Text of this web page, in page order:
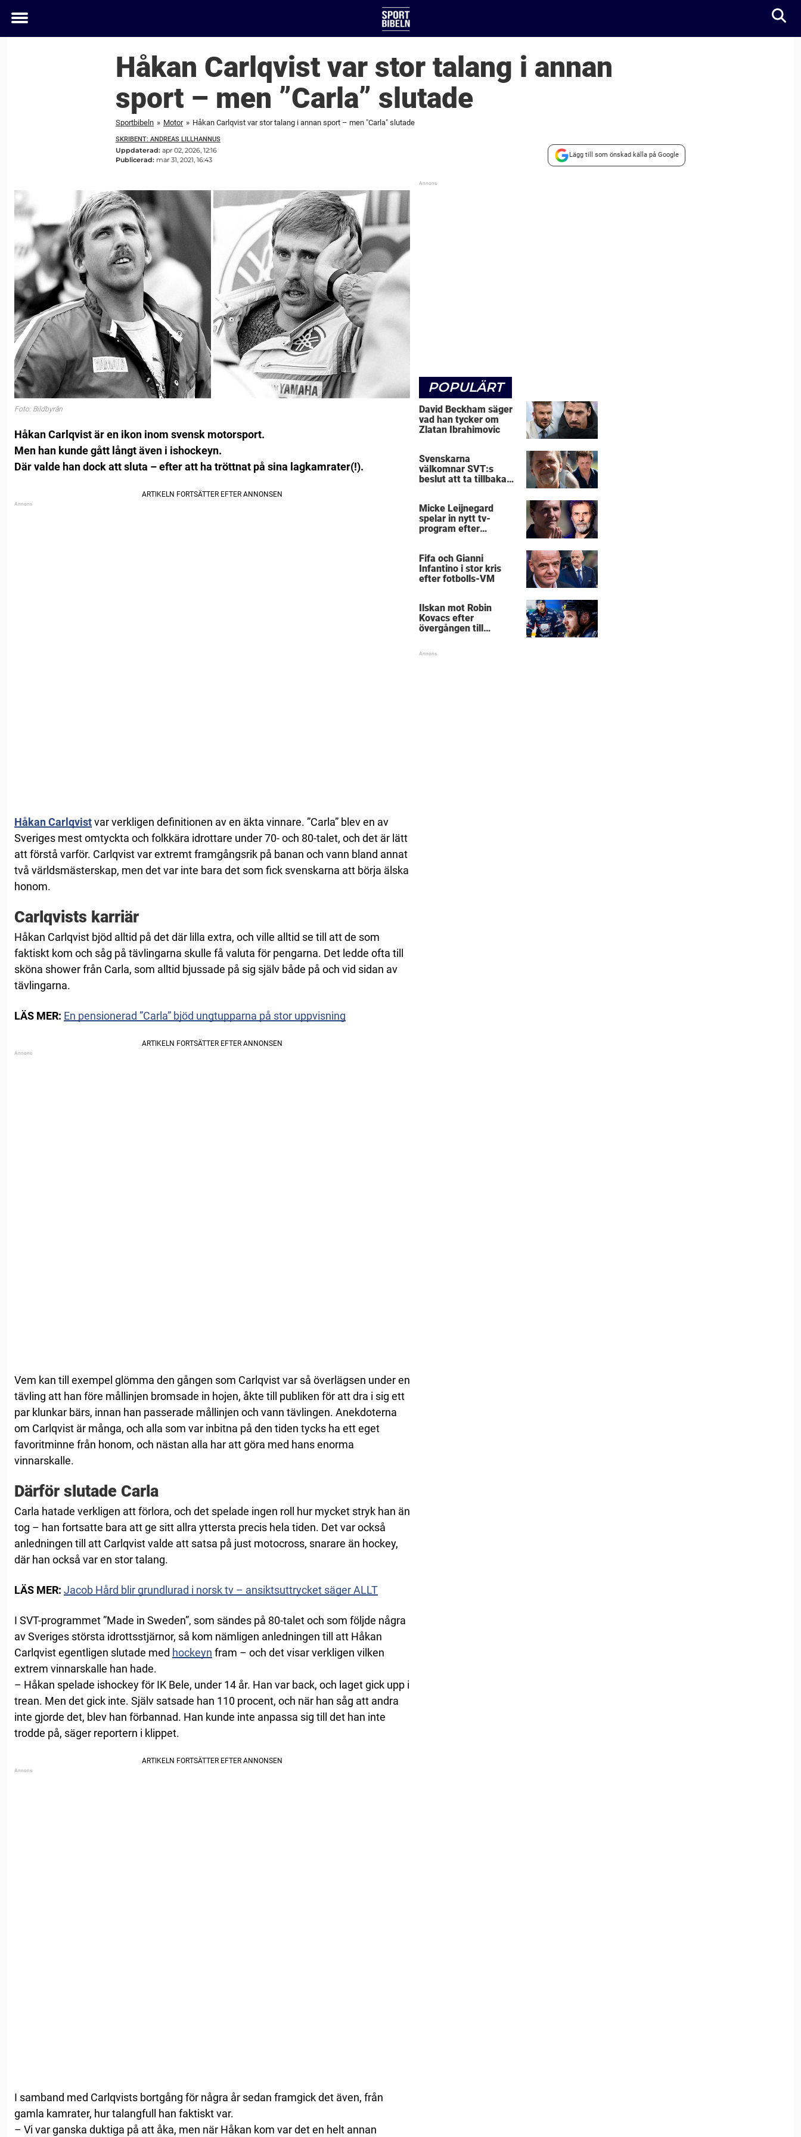
Toggle
Håkan Carlqvist var stor talang i annan
sport – men ”Carla” slutade
Sportbibeln » Motor » Håkan Carlqvist var stor talang i annan sport – men "Carla" slutade
SKRIBENT: ANDREAS LILLHANNUS
Uppdaterad: apr 02, 2026, 12:16
Publicerad: mar 31, 2021, 16:43
Lägg till som önskad källa på Google
Foto: Bildbyrån
Håkan Carlqvist är en ikon inom svensk motorsport.
Men han kunde gått långt även i ishockeyn.
Där valde han dock att sluta – efter att ha tröttnat på sina lagkamrater(!).
Håkan Carlqvistvar verkligen definitionen av en äkta vinnare. ”Carla” blev en av
Sveriges mest omtyckta och folkkära idrottare under 70- och 80-talet, och det är lätt
att förstå varför. Carlqvist var extremt framgångsrik på banan och vann bland annat
två världsmästerskap, men det var inte bara det som fick svenskarna att börja älska
honom.
Carlqvists karriär
Håkan Carlqvist bjöd alltid på det där lilla extra, och ville alltid se till att de som
faktiskt kom och såg på tävlingarna skulle få valuta för pengarna. Det ledde ofta till
sköna shower från Carla, som alltid bjussade på sig själv både på och vid sidan av
tävlingarna.
LÄS MER: En pensionerad ”Carla” bjöd ungtupparna på stor uppvisning
Vem kan till exempel glömma den gången som Carlqvist var så överlägsen under en
tävling att han före mållinjen bromsade in hojen, åkte till publiken för att dra i sig ett
par klunkar bärs, innan han passerade mållinjen och vann tävlingen. Anekdoterna
om Carlqvist är många, och alla som var inbitna på den tiden tycks ha ett eget
favoritminne från honom, och nästan alla har att göra med hans enorma
vinnarskalle.
Därför slutade Carla
Carla hatade verkligen att förlora, och det spelade ingen roll hur mycket stryk han än
tog – han fortsatte bara att ge sitt allra yttersta precis hela tiden. Det var också
anledningen till att Carlqvist valde att satsa på just motocross, snarare än hockey,
där han också var en stor talang.
LÄS MER: Jacob Hård blir grundlurad i norsk tv – ansiktsuttrycket säger ALLT
I SVT-programmet ”Made in Sweden”‚ som sändes på 80-talet och som följde några
av Sveriges största idrottsstjärnor, så kom nämligen anledningen till att Håkan
Carlqvist egentligen slutade med hockeyn fram – och det visar verkligen vilken
extrem vinnarskalle han hade.
– Håkan spelade ishockey för IK Bele, under 14 år. Han var back, och laget gick upp i
trean. Men det gick inte. Själv satsade han 110 procent, och när han såg att andra
inte gjorde det, blev han förbannad. Han kunde inte anpassa sig till det han inte
trodde på, säger reportern i klippet.
I samband med Carlqvists bortgång för några år sedan framgick det även, från
gamla kamrater, hur talangfull han faktiskt var.
– Vi var ganska duktiga på att åka, men när Håkan kom var det en helt annan
POPULÄRT
David Beckham säger
vad han tycker om
Zlatan Ibrahimovic
Svenskarna
välkomnar SVT:s
beslut att ta tillbaka
Micke Leijnegard
spelar in nytt tv-
program efter
Fifa och Gianni
Infantino i stor kris
efter fotbolls-VM
Ilskan mot Robin
Kovacs efter
övergången till